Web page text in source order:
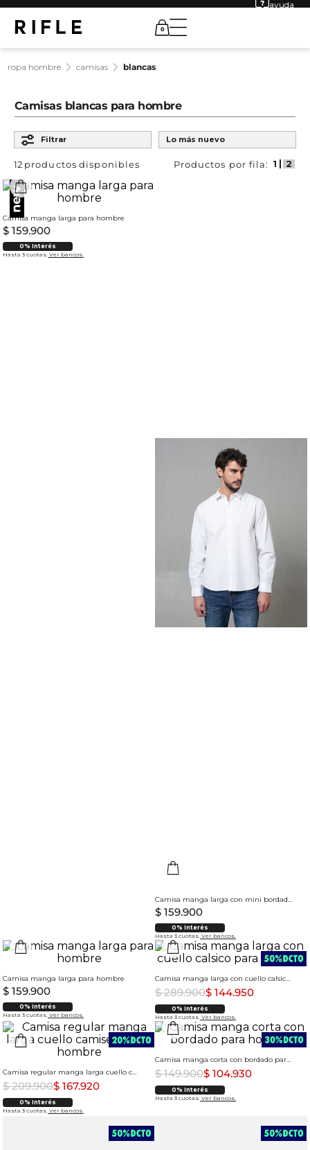
ayuda
0
ropa hombre camisas blancas
Camisas blancas para hombre
Filtrar
Lo más nuevo
12 productos
Camisa manga larga para hombre
$ 159.900
0% Interés
Hasta 3 cuotas. Ver bancos.
Camisa manga larga con mini bordado para hombre
$ 159.900
0% Interés
Hasta 3 cuotas. Ver bancos.
Camisa manga larga para hombre
$ 159.900
0% Interés
Hasta 3 cuotas. Ver bancos.
Camisa manga larga con cuello calsico para hombre
$ 289.900$ 144.950
0% Interés
Hasta 3 cuotas. Ver bancos.
Camisa regular manga larga cuello camisero para hombre
$ 209.900$ 167.920
0% Interés
Hasta 3 cuotas. Ver bancos.
Camisa manga corta con bordado para hombre
$ 149.900$ 104.930
0% Interés
Hasta 3 cuotas. Ver bancos.